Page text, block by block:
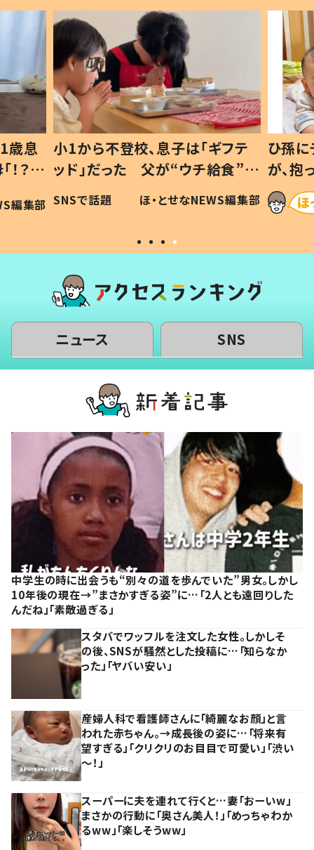
フテ
食”を
編集部
ひ孫にデレデレな80歳じいじ
が、抱っこすると…ひ孫の反応に
「涙が出ました」「可愛くて仕方な
い」
ほ・とせなNEWS編集部
ニュース SNS
中学生の時に出会うも“別々の道を歩んでいた”男女。しかし
10年後の現在→”まさかすぎる姿”に…「2人とも遠回りした
んだね」「素敵過ぎる」
スタバでワッフルを注文した女性。しかしそ
の後、SNSが騒然とした投稿に…「知らなか
った」「ヤバい安い」
産婦人科で看護師さんに「綺麗なお顔」と言
われた赤ちゃん。→成長後の姿に…「将来有
望すぎる」「クリクリのお目目で可愛い」「渋い
～！」
スーパーに夫を連れて行くと…妻「おーいw」
まさかの行動に「奥さん美人！」「めっちゃわか
るww」「楽しそうww」